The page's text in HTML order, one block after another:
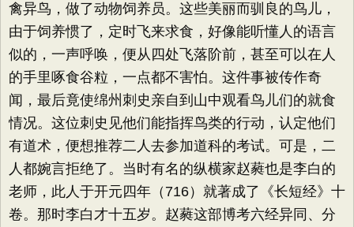
禽异鸟，做了动物饲养员。这些美丽而驯良的鸟儿，
由于饲养惯了，定时飞来求食，好像能听懂人的语言
似的，一声呼唤，便从四处飞落阶前，甚至可以在人
的手里啄食谷粒，一点都不害怕。这件事被传作奇
闻，最后竟使绵州刺史亲自到山中观看鸟儿们的就食
情况。这位刺史见他们能指挥鸟类的行动，认定他们
有道术，便想推荐二人去参加道科的考试。可是，二
人都婉言拒绝了。当时有名的纵横家赵蕤也是李白的
老师，此人于开元四年（716）就著成了《长短经》十
卷。那时李白才十五岁。赵蕤这部博考六经异同、分